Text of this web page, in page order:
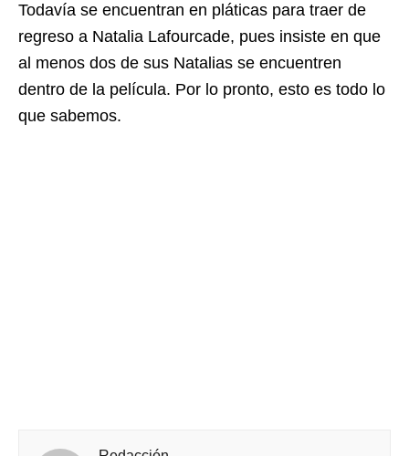
Todavía se encuentran en pláticas para traer de
regreso a Natalia Lafourcade, pues insiste en que
al menos dos de sus Natalias se encuentren
dentro de la película. Por lo pronto, esto es todo lo
que sabemos.